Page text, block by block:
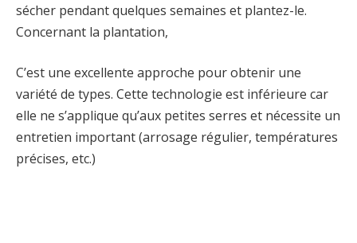
sécher pendant quelques semaines et plantez-le.
Concernant la plantation,
C’est une excellente approche pour obtenir une
variété de types. Cette technologie est inférieure car
elle ne s’applique qu’aux petites serres et nécessite un
entretien important (arrosage régulier, températures
précises, etc.)